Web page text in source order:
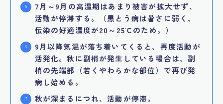
7月～9月の高温期はあまり被害が拡大せず、
活動が停滞する。（黒とう病は暑さに弱く、
伝染の好適温度が20～25℃のため。）
9月以降気温が落ち着いてくると、再度活動が
活発化。秋に副梢が発生している場合は、副
梢の先端部（若くやわらかな部位）で再び発
病し始める。
秋が深まるにつれ、活動が停滞。